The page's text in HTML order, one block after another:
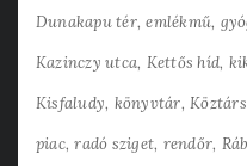
Dunakapu tér emlékmű
Kazinczy utca Kettős híd
Kisfaludy könyvtár
piac radó sziget rendőr